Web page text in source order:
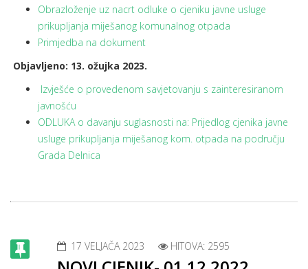
Obrazloženje uz nacrt odluke o cjeniku javne usluge
prikupljanja miješanog komunalnog otpada
Primjedba na dokument
Objavljeno: 13. ožujka 2023.
Izvješće o provedenom savjetovanju s zainteresiranom
javnošću
ODLUKA o davanju suglasnosti na: Prijedlog cjenika javne
usluge prikupljanja miješanog kom. otpada na području
Grada Delnica
17 VELJAČA 2023 HITOVA: 2595